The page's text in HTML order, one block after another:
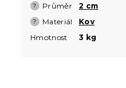
? Průměr 2 cm
? Materiál
Kov
Hmotnost
3 kg